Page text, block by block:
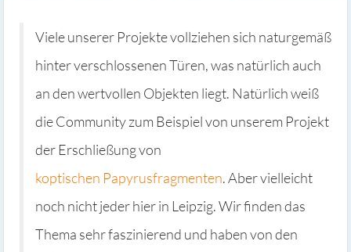
Viele unserer Projekte vollziehen sich naturgemäß
hinter verschlossenen Türen, was natürlich auch
an den wertvollen Objekten liegt. Natürlich weiß
die Community zum Beispiel von unserem Projekt
der Erschließung von
koptischen Papyrusfragmenten. Aber vielleicht
noch nicht jeder hier in Leipzig. Wir finden das
Thema sehr faszinierend und haben von den